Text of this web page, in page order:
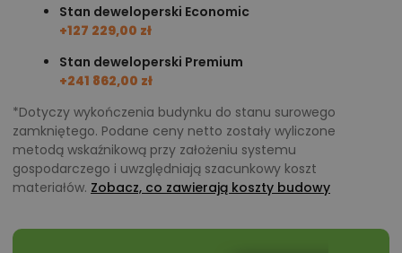
pozostaje wygodne i intuicyjne.
Kuchnia ma ponad 10 m² powierzchni i została
częściowo oddzielona od salonu krótką ścianką.
Dzięki temu strefa przygotowywania posiłków nie
dominuje wizualnie w części wypoczynkowej,
zachowując jednocześnie otwarte połączenie z
jadalnią. Dodatkowym wsparciem jest spiżarnia, która
przejmuje część przechowywania produktów
kuchennego.
Stan deweloperski Economic
+127 229,00 zł
Stan deweloperski Premium
+241 862,00 zł
*Dotyczy wykończenia budynku do stanu surowego
zamkniętego. Podane ceny netto zostały wyliczone
metodą wskaźnikową przy założeniu systemu
gospodarczego i uwzględniają szacunkowy koszt
materiałów. Zobacz, co zawierają koszty budowy